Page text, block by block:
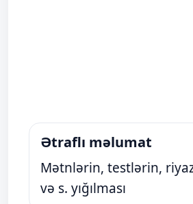
Ətraflı məlumat
Mətnlərin, testlərin,
və s. yığılması